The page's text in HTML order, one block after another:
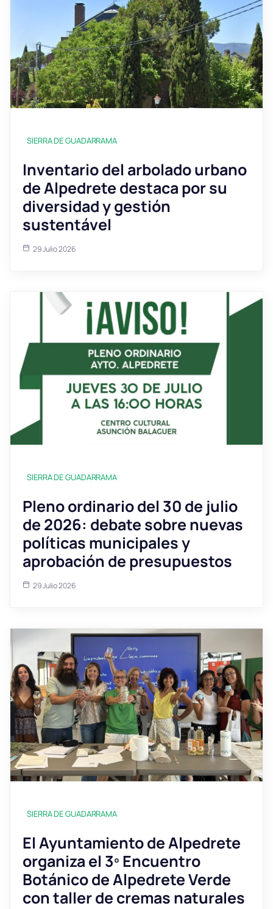
SIERRA DE GUADARRAMA
Inventario del arbolado urbano
de Alpedrete destaca por su
diversidad y gestión
sustentável
29 Julio 2026
SIERRA DE GUADARRAMA
Pleno ordinario del 30 de julio
de 2026: debate sobre nuevas
políticas municipales y
aprobación de presupuestos
29 Julio 2026
SIERRA DE GUADARRAMA
El Ayuntamiento de Alpedrete
organiza el 3º Encuentro
Botánico de Alpedrete Verde
con taller de cremas naturales